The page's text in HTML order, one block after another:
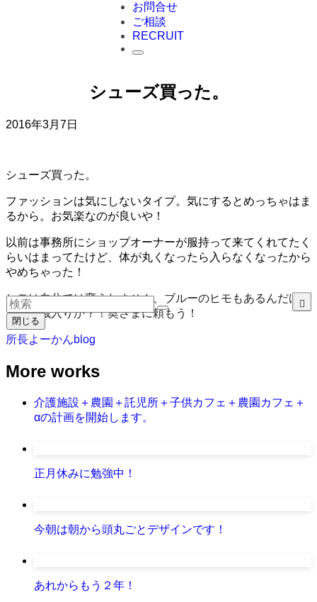
お問合せ
ご相談
RECRUIT
シューズ買った。
2016年3月7日
シューズ買った。
ファッションは気にしないタイプ。気にするとめっちゃはま
るから。お気楽なのが良いや！
以前は事務所にショップオーナーが服持って来てくれてたく
らいはまってたけど、体が丸くなったら入らなくなったから
やめちゃった！
ヒモは自分では変えれません、ブルーのヒモもあるんだけ
ど、お蔵入りか？！奥さまに頼もう！
所長よーかんblog
More works
介護施設＋農園＋託児所＋子供カフェ＋農園カフェ＋
αの計画を開始します。
正月休みに勉強中！
今朝は朝から頭丸ごとデザインです！
あれからもう２年！
閉じる